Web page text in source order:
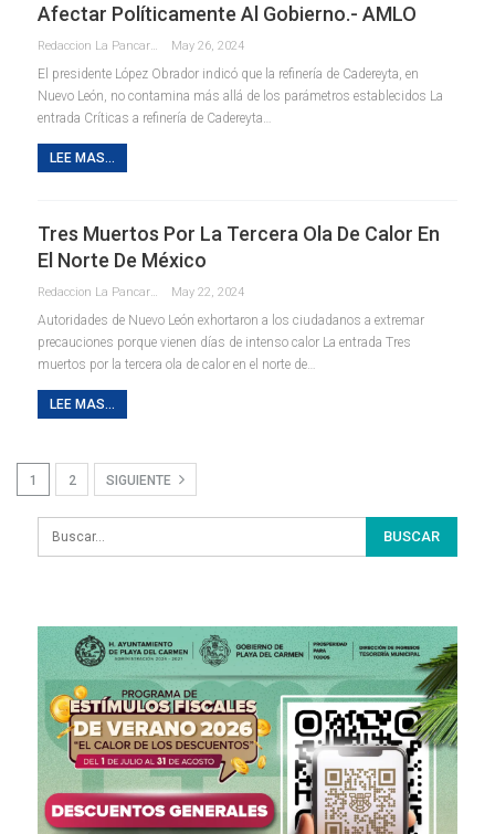
Afectar Políticamente Al Gobierno.- AMLO
Redaccion La Pancarta De Quintana Roo May 26, 2024
El presidente López Obrador indicó que la refinería de Cadereyta, en
Nuevo León, no contamina más allá de los parámetros establecidos La
entrada Críticas a refinería de Cadereyta…
LEE MAS...
Tres Muertos Por La Tercera Ola De Calor En
El Norte De México
Redaccion La Pancarta De Quintana Roo May 22, 2024
Autoridades de Nuevo León exhortaron a los ciudadanos a extremar
precauciones porque vienen días de intenso calor La entrada Tres
muertos por la tercera ola de calor en el norte de…
LEE MAS...
1 2 SIGUIENTE